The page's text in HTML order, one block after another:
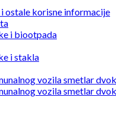
ostale korisne informacije
i biootpada
i stakla
vozila smetlar
vozila smetlar